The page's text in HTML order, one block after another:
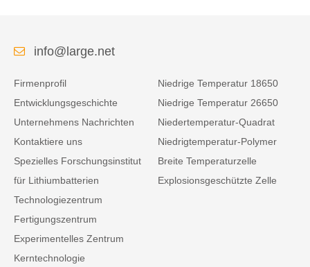
info@large.net
Firmenprofil
Entwicklungsgeschichte
Unternehmens Nachrichten
Kontaktiere uns
Spezielles Forschungsinstitut
für Lithiumbatterien
Technologiezentrum
Fertigungszentrum
Experimentelles Zentrum
Kerntechnologie
Niedrige Temperatur 18650
Niedrige Temperatur 26650
Niedertemperatur-Quadrat
Niedrigtemperatur-Polymer
Breite Temperaturzelle
Explosionsgeschützte Zelle